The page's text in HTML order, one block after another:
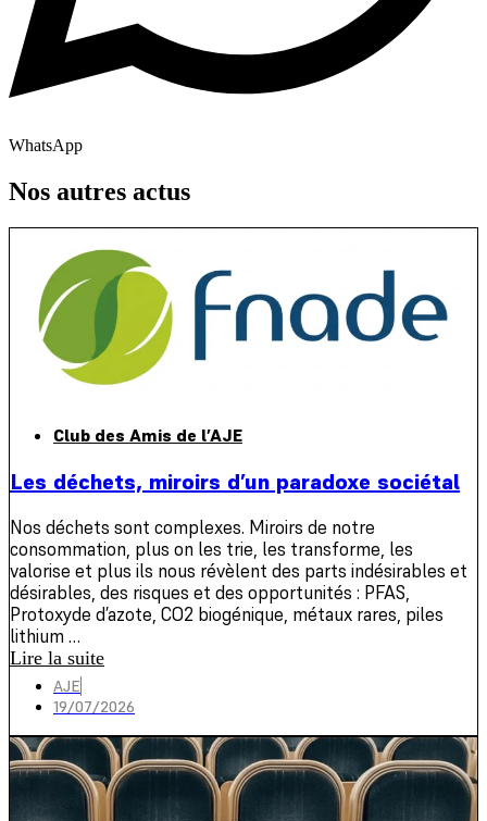
WhatsApp
Nos autres actus
Club des Amis de l’AJE
Les déchets, miroirs d’un paradoxe sociétal
Nos déchets sont complexes. Miroirs de notre
consommation, plus on les trie, les transforme, les
valorise et plus ils nous révèlent des parts indésirables et
désirables, des risques et des opportunités : PFAS,
Protoxyde d’azote, CO2 biogénique, métaux rares, piles
lithium …
Lire la suite
AJE
19/07/2026